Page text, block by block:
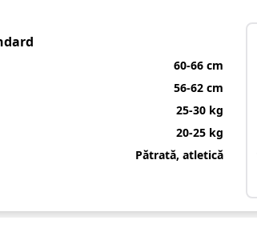
60-66 cm
56-62 cm
25-30 kg
20-25 kg
Pătrată, atletică